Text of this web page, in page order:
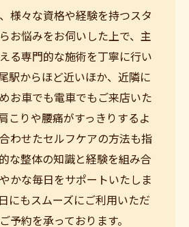
様々な資格や経験を持つスタ
お悩みをお伺いした上で、主
る専門的な施術を丁寧に行い
駅からほど近いほか、近隣に
お車でも電車でもご来店いた
こりや腰痛がすっきりするよ
わせたセルフケアの方法も指
な整体の知識と経験を組み合
かな毎日をサポートいたしま
にもスムーズにご利用いただ
予約を承っております。